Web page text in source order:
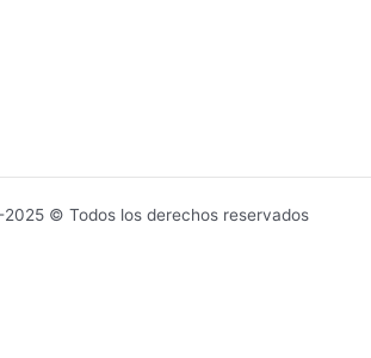
2025 © Todos los derechos reservados